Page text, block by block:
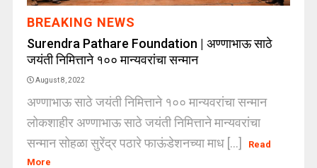
BREAKING NEWS
Surendra Pathare Foundation | अण्णाभाऊ साठे
जयंती निमित्ताने १०० मान्यवरांचा सन्मान
August 8, 2022
अण्णाभाऊ साठे जयंती निमित्ताने १०० मान्यवरांचा सन्मान
लोकशाहीर अण्णाभाऊ साठे जयंती निमित्ताने मान्यवरांचा
सन्मान सोहळा सुरेंद्र पठारे फाऊंडेशनच्या माध [...]
Read
More